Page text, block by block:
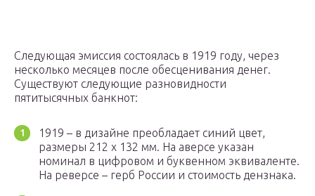
Следующая эмиссия состоялась в 1919 году, через
несколько месяцев после обесценивания денег.
Существуют следующие разновидности
пятитысячных банкнот:
1919 – в дизайне преобладает синий цвет,
размеры 212 х 132 мм. На аверсе указан
номинал в цифровом и буквенном эквиваленте.
На реверсе – герб России и стоимость дензнака.